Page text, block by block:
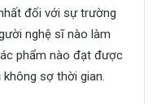
đối với sự trường
nghệ sĩ nào làm
phẩm nào đạt được
sợ thời gian.